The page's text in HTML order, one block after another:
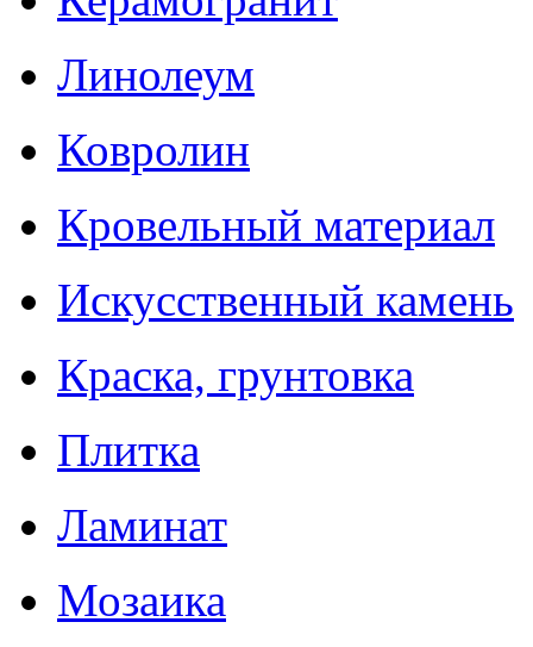
Линолеум
Ковролин
Кровельный материал
Искусственный камень
Краска, грунтовка
Плитка
Ламинат
Мозаика